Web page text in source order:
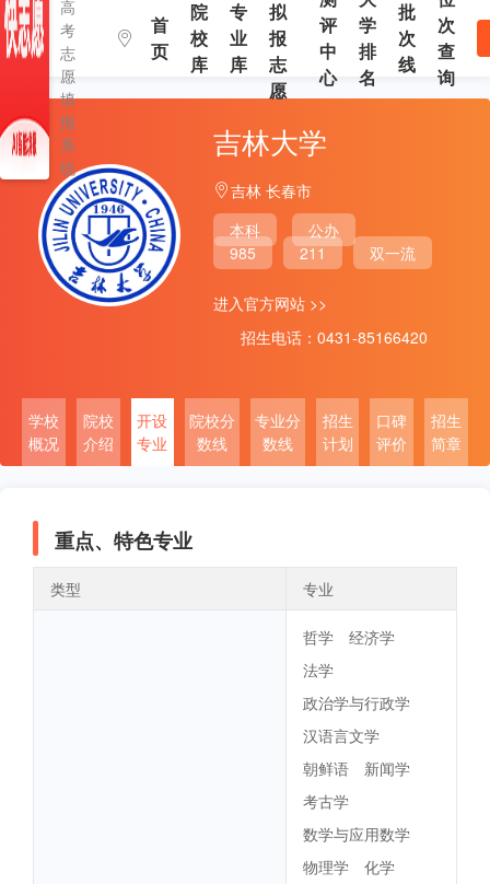
高
考
志
愿
填
报
系
统
首
页
院
校
库
专
业
库
拟
报
志
愿
评
中
心
学
排
名
批
次
线
次
查
询
吉林大学
吉林 长春市
本科
公办
985
211 双一流
进入官方网站 >>
招生电话：0431-85166420
学校
概况
院校
介绍
开设
专业
院校分
数线
专业分
数线
招生
计划
口碑
评价
招生
简章
重点、特色专业
类型 专业
哲学
经济学
法学
政治学与行政学
汉语言文学
朝鲜语
新闻学
考古学
数学与应用数学
物理学
化学